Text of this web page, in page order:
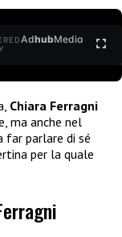
AdhubMedia
Chiara Ferragni
ma anche nel
far parlare di sé
per la quale